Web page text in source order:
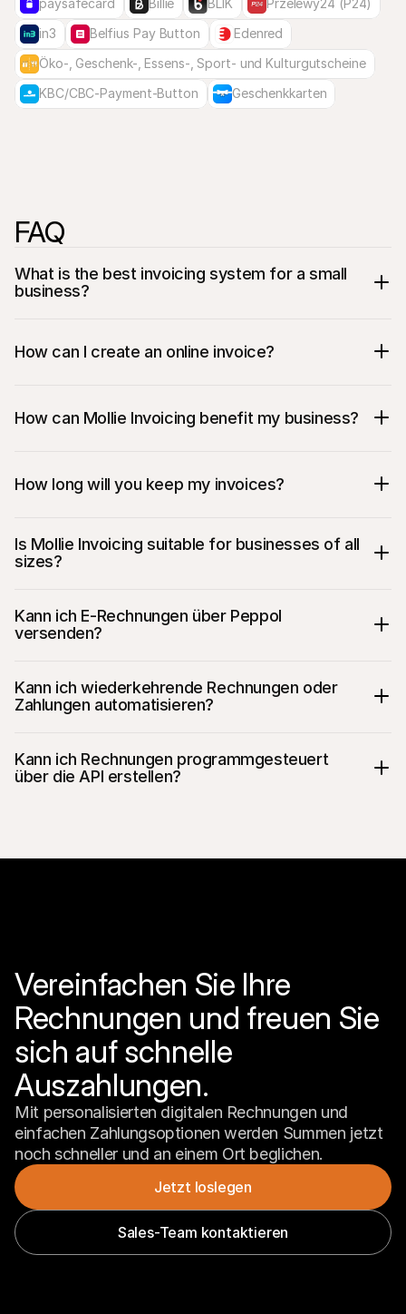
paysafecard
Billie BLIK
Przelewy24 (P24)
in3
Belfius Pay Button
Edenred
Öko-, Geschenk-, Essens-, Sport- und Kulturgutscheine
KBC/CBC-Payment-Button
Geschenkkarten
FAQ
What is the best invoicing system for a small
business?
How can I create an online invoice?
How can Mollie Invoicing benefit my business?
Faster payments with Payment Links and QR
codes
errors, and improve what you do
Set preferred payment terms or custom due
dates as needed
and recurring billing
How long will you keep my invoices?
Is Mollie Invoicing suitable for businesses of all
sizes?
Kann ich E-Rechnungen über Peppol
versenden?
Kann ich wiederkehrende Rechnungen oder
Zahlungen automatisieren?
Kann ich Rechnungen programmgesteuert
über die API erstellen?
Vereinfachen Sie Ihre
Rechnungen und freuen Sie
sich auf schnelle
Auszahlungen.
Mit personalisierten digitalen Rechnungen und
einfachen Zahlungsoptionen werden Summen jetzt
noch schneller und an einem Ort beglichen.
Jetzt loslegen
Sales-Team kontaktieren